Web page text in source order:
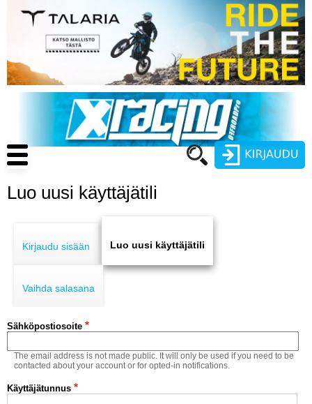
pääsisältöön
Käyttäjätunnus
Main
navigation
ENDURO
MOTOCROSS
MUUT LAJIT
YLEISTÄ ALALTA
LUE DIGILEHDET
Luo uusi käyttäjätili
tabs
Kirjaudu sisään Luo uusi käyttäjätili
Vaihda salasana
Sähköpostiosoite
The email address is not made public. It will only be used if you need to be
contacted about your account or for opted-in notifications.
Käyttäjätunnus